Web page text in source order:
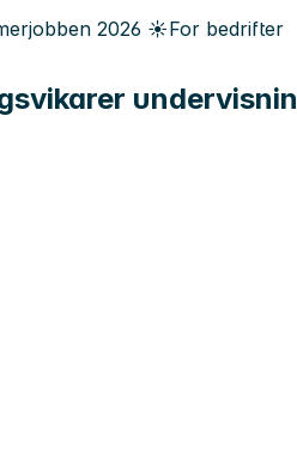
2026 ☀️For bedrifter